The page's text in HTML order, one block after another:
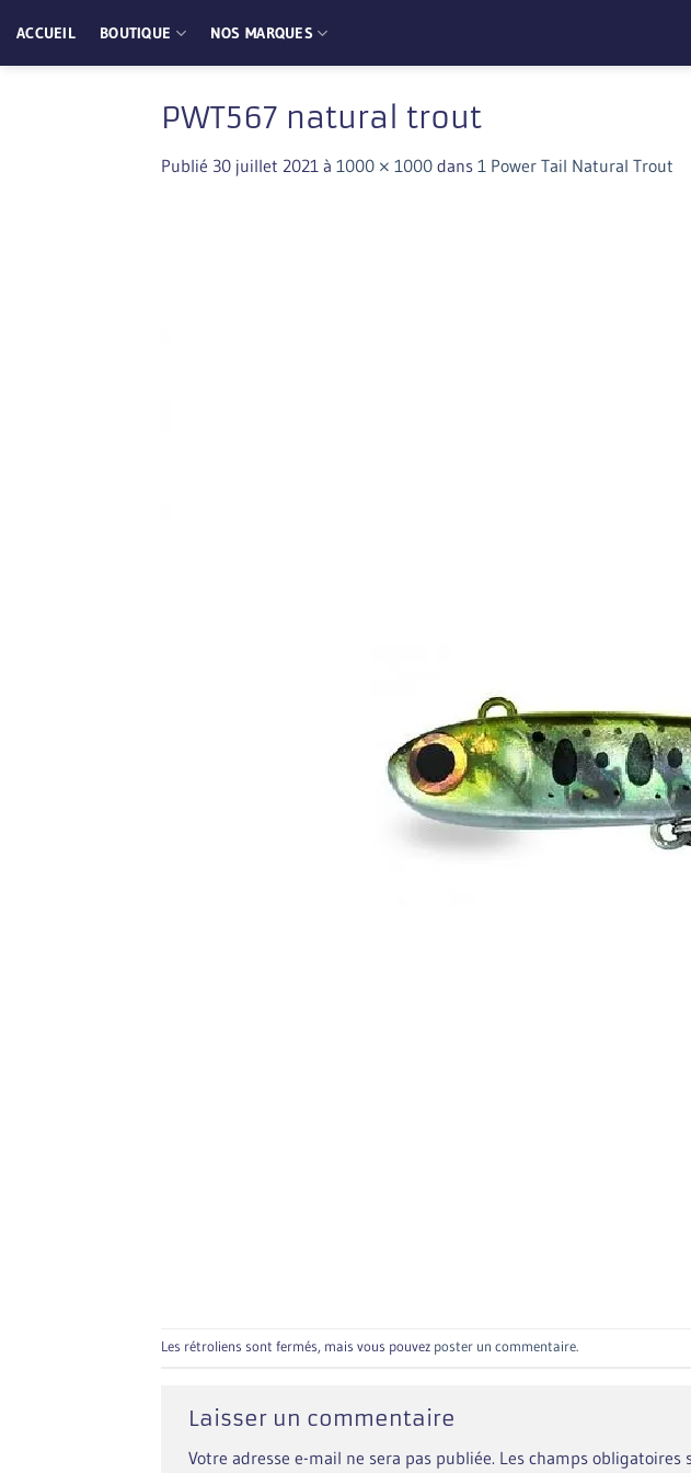
au
contenu
ACCUEIL BOUTIQUE NOS MARQUES
PWT567 natural trout
Publié 30 juillet 2021 à 1000 × 1000 dans 1 Power Tail Natural Trout
Les rétroliens sont fermés, mais vous pouvez poster un commentaire.
Laisser un commentaire
Votre adresse e-mail ne sera pas publiée. Les champs obligatoires